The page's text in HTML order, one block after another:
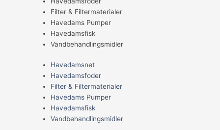
Filter & Filtermaterialer
Havedams Pumper
Havedamsfisk
Vandbehandlingsmidler
Havedamsnet
Havedamsfoder
Filter & Filtermaterialer
Havedams Pumper
Havedamsfisk
Vandbehandlingsmidler